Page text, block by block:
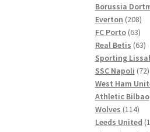
Borussia
Everton 208208
FC Porto 6363
Real Betis 6363
Sporting
SSC Napoli 7272
West Ham
Athletic Bilbao
Wolves 114114
Leeds United